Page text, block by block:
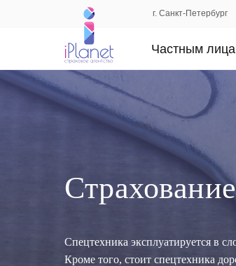
Частным
г. Санкт-Петербург
Спецтехника эксплуатируется в
Кроме того, стоит спецтехника